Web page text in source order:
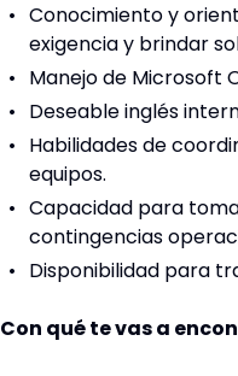
Conocimiento y
exigencia y brindar
Manejo de Microsoft
Deseable inglés
Habilidades de
equipos.
Capacidad para
contingencias
Disponibilidad para
Con qué te vas a